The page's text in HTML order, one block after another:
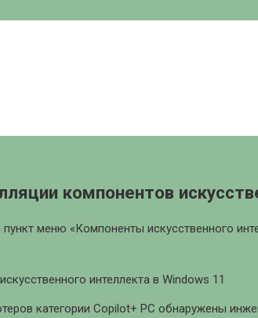
компонентов
меню «Компоненты искусственного
категории Copilot+ PC обнаружены